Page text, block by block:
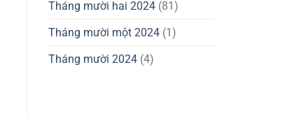
Tháng mười hai 2024 (81)
Tháng mười một 2024 (1)
Tháng mười 2024 (4)